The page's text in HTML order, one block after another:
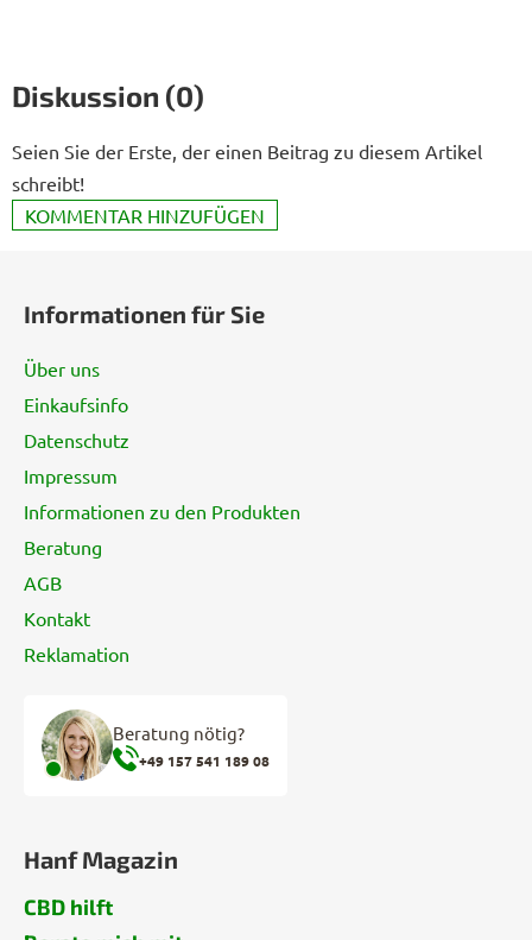
Diskussion (0)
Seien Sie der Erste, der einen Beitrag zu diesem Artikel
schreibt!
KOMMENTAR HINZUFÜGEN
Informationen für Sie
Über uns
Einkaufsinfo
Datenschutz
Impressum
Informationen zu den Produkten
Beratung
AGB
Kontakt
Reklamation
Beratung nötig?
+49 157 541 189 08
Hanf Magazin
CBD hilft